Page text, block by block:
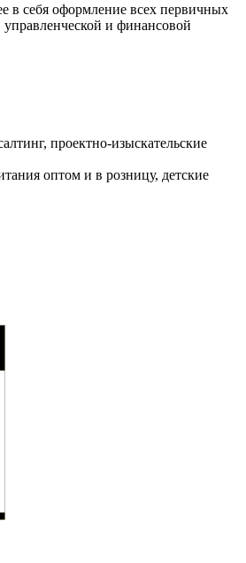
в себя оформление всех первичных
управленческой и финансовой
проектно-изыскательские
оптом и в розницу, детские